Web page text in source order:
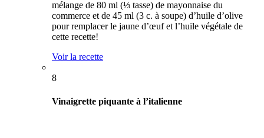
mélange de 80 ml (⅓ tasse) de mayonnaise du
commerce et de 45 ml (3 c. à soupe) d’huile d’olive
pour remplacer le jaune d’œuf et l’huile végétale de
cette recette!
Voir la recette
8
Vinaigrette piquante à l’italienne